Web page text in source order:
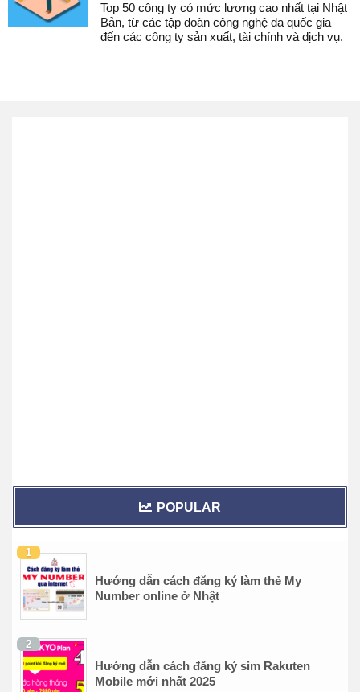
Top 50 công ty có mức lương cao nhất tại Nhật
Bản, từ các tập đoàn công nghệ đa quốc gia
đến các công ty sản xuất, tài chính và dịch vụ.
POPULAR
Hướng dẫn cách đăng ký làm thẻ My
Number online ở Nhật
Hướng dẫn cách đăng ký sim Rakuten
Mobile mới nhất 2025